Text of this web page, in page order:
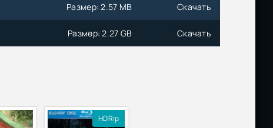
Размер: 2.57 MB Скачать
Размер: 2.27 GB Скачать
HDRip